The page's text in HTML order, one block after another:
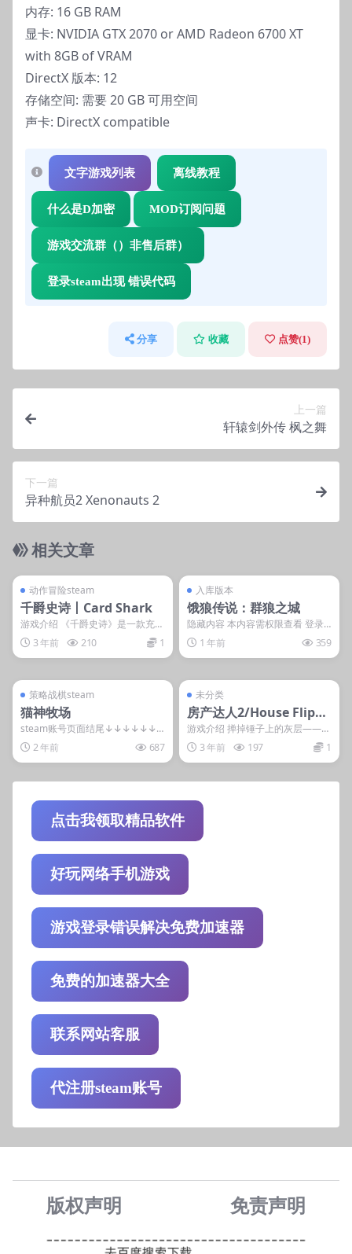
内存: 16 GB RAM
显卡: NVIDIA GTX 2070 or AMD Radeon 6700 XT
with 8GB of VRAM
DirectX 版本: 12
存储空间: 需要 20 GB 可用空间
声卡: DirectX compatible
文字游戏列表 离线教程
什么是D加密 MOD订阅问题
游戏交流群（）非售后群）
登录steam出现 错误代码
分享 收藏 点赞(1)
上一篇
轩辕剑外传 枫之舞
下一篇
异种航员2 Xenonauts 2
相关文章
动作冒险steam
千爵史诗丨Card Shark
游戏介绍 《千爵史诗》是一款充满
狡诈、阴谋和甜美诡计的冒险游
戏。进入一个尔虞我诈...
3 年前 210 1
入库版本
饿狼传说：群狼之城
隐藏内容 本内容需权限查看 登录
后获取 普通用户: 1游戏币星耀: 解
锁最强王者...
1 年前 359
策略战棋steam
猫神牧场
steam账号页面结尾↓↓↓↓↓↓
隐藏内容 本内容需权限查看 登录
后获取 普通...
2 年前 687
未分类
房产达人2/House Flippe
r 2
游戏介绍 掸掉锤子上的灰层——
《房产达人》 以全新的方式回归！
购买和翻新破旧的房...
3 年前 197 1
点击我领取精品软件
好玩网络手机游戏
游戏登录错误解决免费加速器
免费的加速器大全
联系网站客服
代注册steam账号
版权声明 免责声明